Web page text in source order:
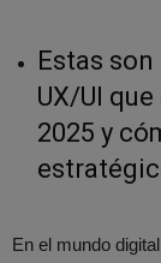
Estas
UX/UI
2025 y
En el mundo